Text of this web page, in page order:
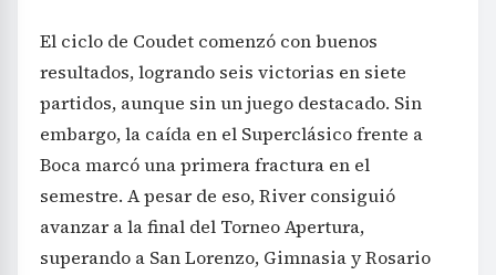
El ciclo de Coudet comenzó con buenos
resultados, logrando seis victorias en siete
partidos, aunque sin un juego destacado. Sin
embargo, la caída en el Superclásico frente a
Boca marcó una primera fractura en el
semestre. A pesar de eso, River consiguió
avanzar a la final del Torneo Apertura,
superando a San Lorenzo, Gimnasia y Rosario